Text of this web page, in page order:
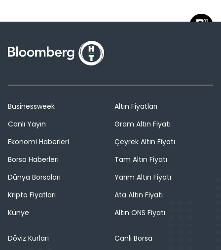
Businessweek
Canlı Yayın
Ekonomi Haberleri
Borsa Haberleri
Dünya Borsaları
Kripto Fiyatları
Künye
Altın Fiyatları
Gram Altın Fiyatı
Çeyrek Altın Fiyatı
Tam Altın Fiyatı
Yarım Altın Fiyatı
Ata Altın Fiyatı
Altın ONS Fiyatı
Döviz Kurları
Canlı Borsa